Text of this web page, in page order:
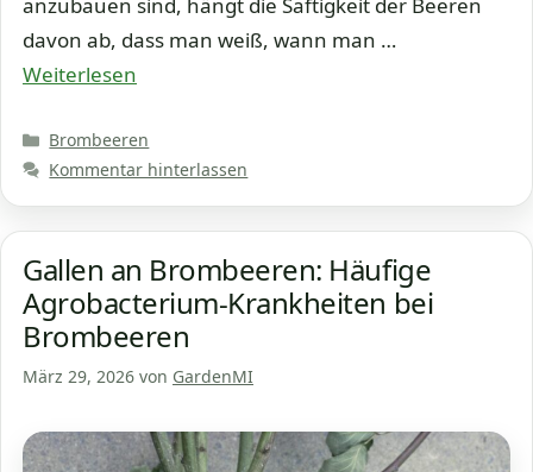
anzubauen sind, hängt die Saftigkeit der Beeren
davon ab, dass man weiß, wann man …
Weiterlesen
Kategorien
Brombeeren
Kommentar hinterlassen
Gallen an Brombeeren: Häufige
Agrobacterium-Krankheiten bei
Brombeeren
März 29, 2026 von GardenMI